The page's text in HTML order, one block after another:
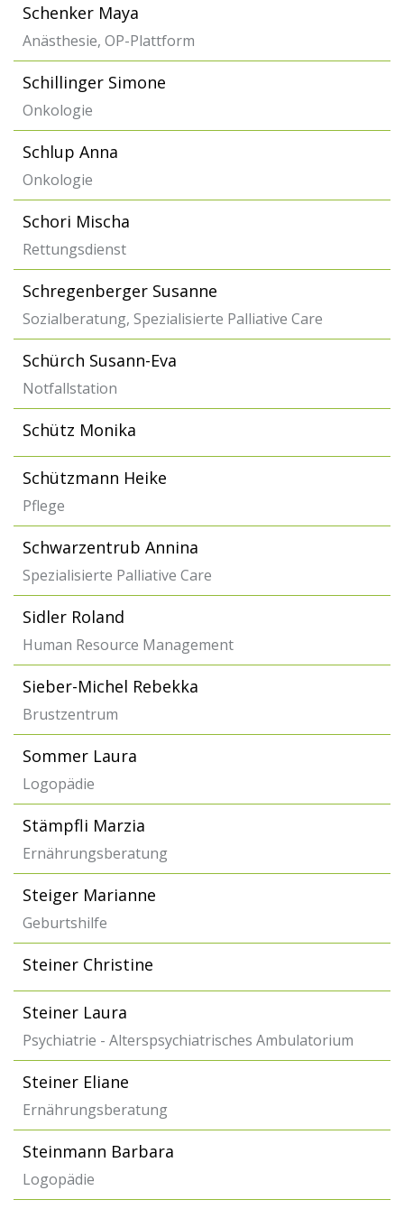
Schenker Maya
Anästhesie, OP-Plattform
Schillinger Simone
Onkologie
Schlup Anna
Onkologie
Schori Mischa
Rettungsdienst
Schregenberger Susanne
Sozialberatung, Spezialisierte Palliative Care
Schürch Susann-Eva
Notfallstation
Schütz Monika
Schützmann Heike
Pflege
Schwarzentrub Annina
Spezialisierte Palliative Care
Sidler Roland
Human Resource Management
Sieber-Michel Rebekka
Brustzentrum
Sommer Laura
Logopädie
Stämpfli Marzia
Ernährungsberatung
Steiger Marianne
Geburtshilfe
Steiner Christine
Steiner Laura
Psychiatrie - Alterspsychiatrisches Ambulatorium
Steiner Eliane
Ernährungsberatung
Steinmann Barbara
Logopädie